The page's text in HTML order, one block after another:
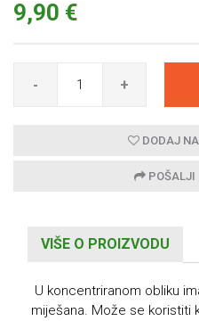
9,90 €
- +
DODAJ
POŠALJI
VIŠE O PROIZVODU
U koncentriranom obliku
miješana. Može se koristiti